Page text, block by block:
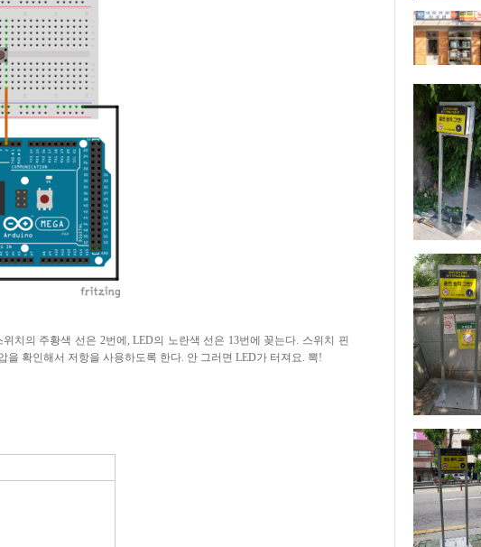
위치의 주황색 선은 2번에 , LED의 노란색 선은 13번에 꽂는다. 스위치 핀
을 확인해서 저항을 사용하도록 한다. 안 그러면 LED가 터져요. 뽁!